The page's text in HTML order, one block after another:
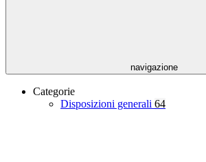
navigazione
Categorie
Disposizioni generali 64